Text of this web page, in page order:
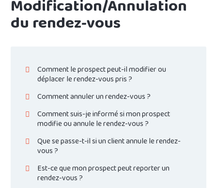
Modification/Annulation
du rendez-vous
Comment le prospect peut-il modifier ou
déplacer le rendez-vous pris ?
Comment annuler un rendez-vous ?
Comment suis-je informé si mon prospect
modifie ou annule le rendez-vous ?
Que se passe-t-il si un client annule le rendez-
vous ?
Est-ce que mon prospect peut reporter un
rendez-vous ?